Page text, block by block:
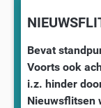
Bevat
Voorts ook
i.z. hinder
Nieuwsflitsen